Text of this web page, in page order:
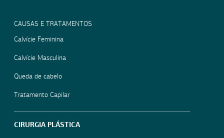
CAUSAS E TRATAMENTOS
Calvície Feminina
Calvície Masculina
Queda de cabelo
Tratamento Capilar
CIRURGIA PLÁSTICA